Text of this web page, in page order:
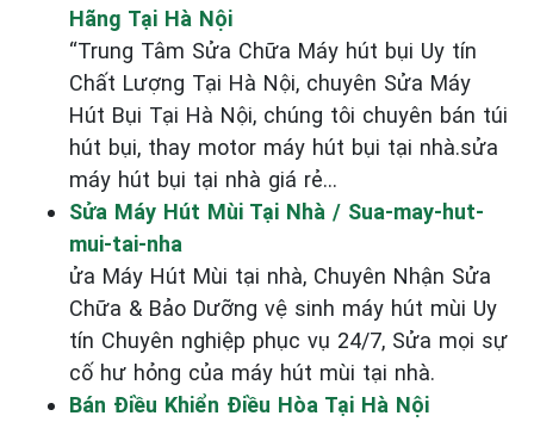
Hãng Tại Hà Nội
“Trung Tâm Sửa Chữa Máy hút bụi Uy tín
Chất Lượng Tại Hà Nội, chuyên Sửa Máy
Hút Bụi Tại Hà Nội, chúng tôi chuyên bán túi
hút bụi, thay motor máy hút bụi tại nhà.sửa
máy hút bụi tại nhà giá rẻ...
Sửa Máy Hút Mùi Tại Nhà / Sua-may-hut-
mui-tai-nha
ửa Máy Hút Mùi tại nhà, Chuyên Nhận Sửa
Chữa & Bảo Dưỡng vệ sinh máy hút mùi Uy
tín Chuyên nghiệp phục vụ 24/7, Sửa mọi sự
cố hư hỏng của máy hút mùi tại nhà.
Bán Điều Khiển Điều Hòa Tại Hà Nội